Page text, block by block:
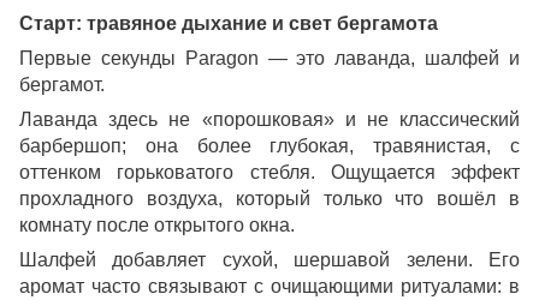
Старт: травяное дыхание и свет бергамота
Первые секунды Paragon — это лаванда, шалфей и
бергамот.
Лаванда здесь не «порошковая» и не классический
барбершоп; она более глубокая, травянистая, с
оттенком горьковатого стебля. Ощущается эффект
прохладного воздуха, который только что вошёл в
комнату после открытого окна.
Шалфей добавляет сухой, шершавой зелени. Его
аромат часто связывают с очищающими ритуалами: в